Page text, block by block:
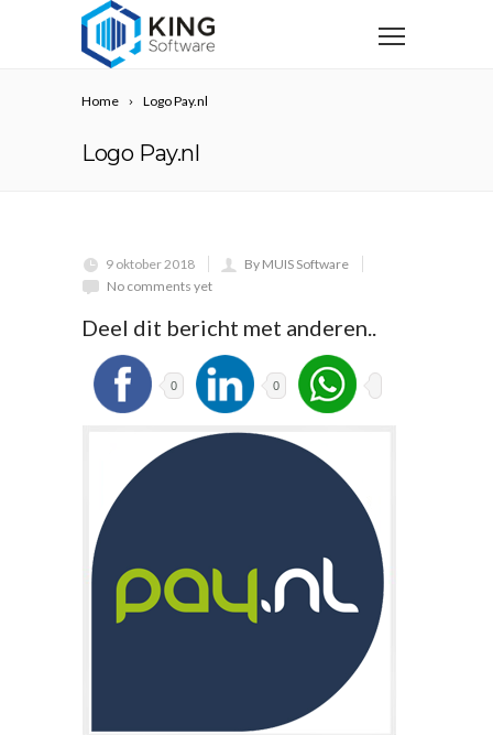
Home Logo Pay.nl
Logo Pay.nl
9 oktober 2018
By MUIS Software
No comments yet
Deel dit bericht met anderen..
0 0